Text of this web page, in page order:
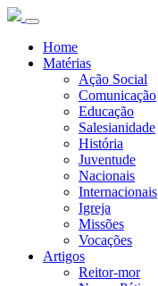
Home
Matérias
Ação Social
Comunicação
Educação
Salesianidade
História
Juventude
Nacionais
Internacionais
Igreja
Missões
Vocações
Artigos
Reitor-mor